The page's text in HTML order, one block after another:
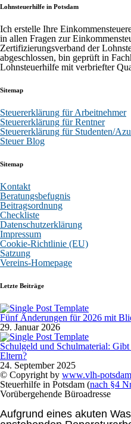
Lohnsteuerhilfe in Potsdam
Ich erstelle Ihre
in allen Fragen zur
Zertifizierungsverband der
abgeschlossen, bin geprüft in
Lohnsteuerhilfe mit verbriefter
Sitemap
Steuererklärung für Arbeitnehmer
Steuererklärung für Rentner
Steuererklärung für Studenten/
Steuer Blog
Sitemap
Kontakt
Beratungsbefugnis
Beitragsordnung
Checkliste
Datenschutzerklärung
Impressum
Cookie-Richtlinie (EU)
Satzung
Vereins-Homepage
Letzte Beiträge
Fünf Änderungen für 2026 mit
29. Januar 2026
Schulgeld und Schulmaterial:
Eltern?
24. September 2025
© Copyright by www.vlh-
Steuerhilfe in Potsdam (nach §4
Vorübergehende Büroadresse
Aufgrund eines akuten